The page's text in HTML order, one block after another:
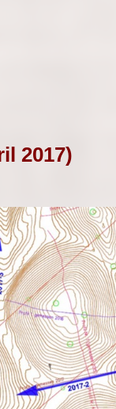
2017)